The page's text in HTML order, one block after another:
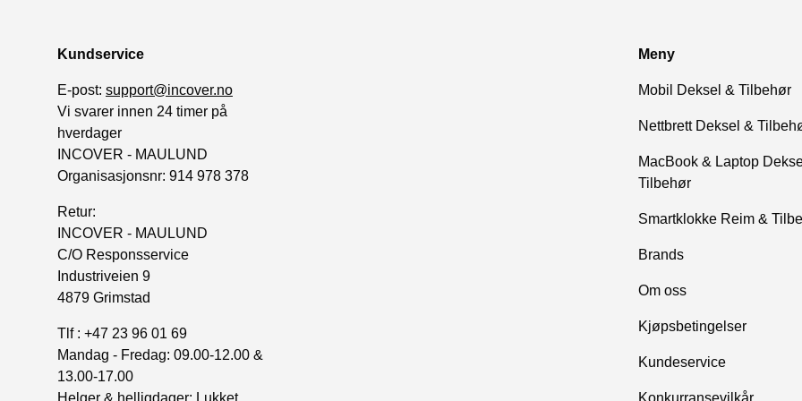
Kundservice
E-post: support@incover.no
Vi svarer innen 24 timer på
hverdager
INCOVER - MAULUND
Organisasjonsnr: 914 978 378
Retur:
INCOVER - MAULUND
C/O Responsservice
Industriveien 9
4879 Grimstad
Tlf : +47 23 96 01 69
Mandag - Fredag: 09.00-12.00 &
13.00-17.00
Helger & helligdager: Lukket
Meny
Mobil Deksel & Tilbehør
Nettbrett Deksel &
MacBook & Laptop
Tilbehør
Smartklokke Reim &
Brands
Om oss
Kjøpsbetingelser
Kundeservice
Konkurransevilkår